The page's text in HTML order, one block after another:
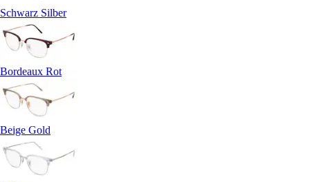
Schwarz Silber
Bordeaux Rot
Beige Gold